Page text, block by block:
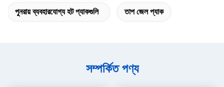
পুনরায় ব্যবহারযোগ্য হট প্যাকগুলি তাপ জেল প্যাক
সম্পর্কিত পণ্য